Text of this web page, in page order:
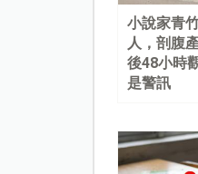
小說家青
人，剖腹
後48小時
是警訊